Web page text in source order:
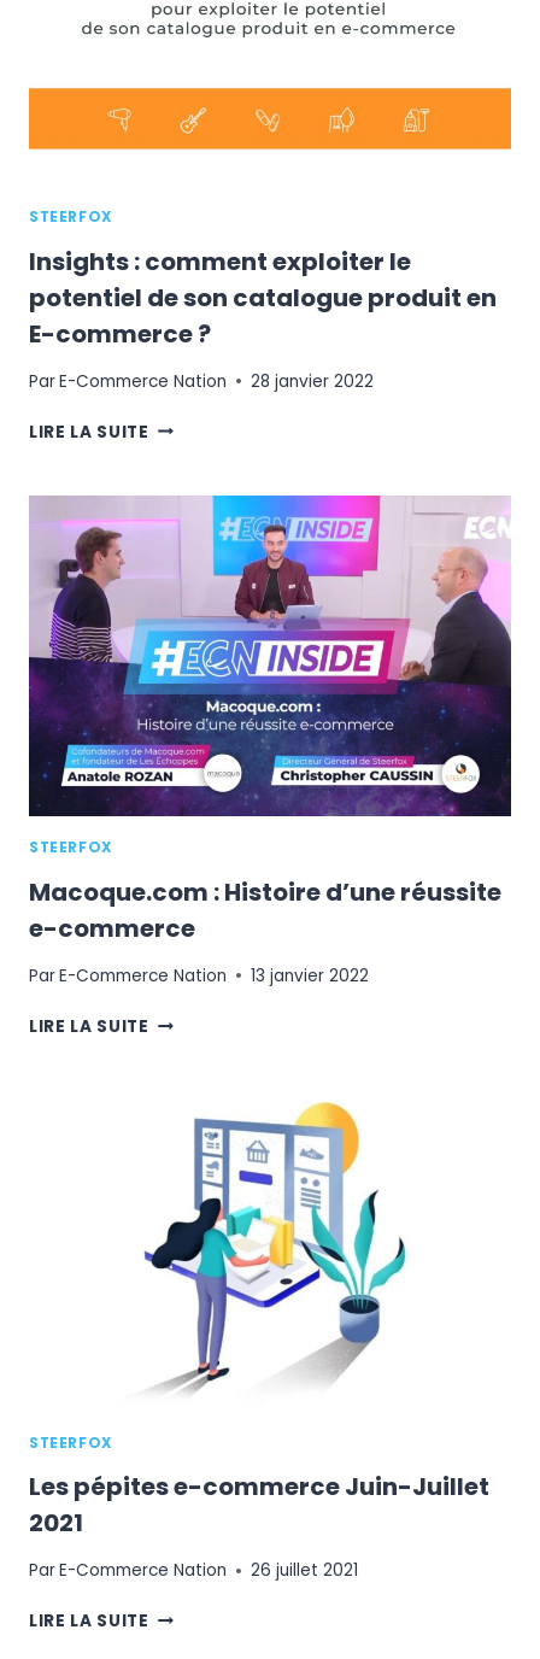
ADOPTÉ
POTENTIEL
?
STEERFOX
Insights : comment exploiter le
potentiel de son catalogue produit en
E-commerce ?
ParE-Commerce Nation 28 janvier 2022
LIRE LA SUITE INSIGHTS
EXPLOITER
LE
POTENTIEL
DE
CATALOGUE
PRODUIT
EN
E-
COMMERCE
?
STEERFOX
Macoque.com : Histoire d’une réussite
e-commerce
ParE-Commerce Nation 13 janvier 2022
LIRE LA SUITE MACOQUE.COM
RÉUSSITE
COMMERCE
STEERFOX
Les pépites e-commerce Juin-Juillet
2021
ParE-Commerce Nation 26 juillet 2021
LIRE LA SUITE LES